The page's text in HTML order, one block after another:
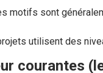
motifs sont
utilisent des
courantes